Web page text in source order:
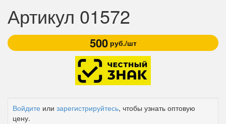
Артикул 01572
500руб./шт
Войдите или зарегистрируйтесь, чтобы узнать оптовую
цену.